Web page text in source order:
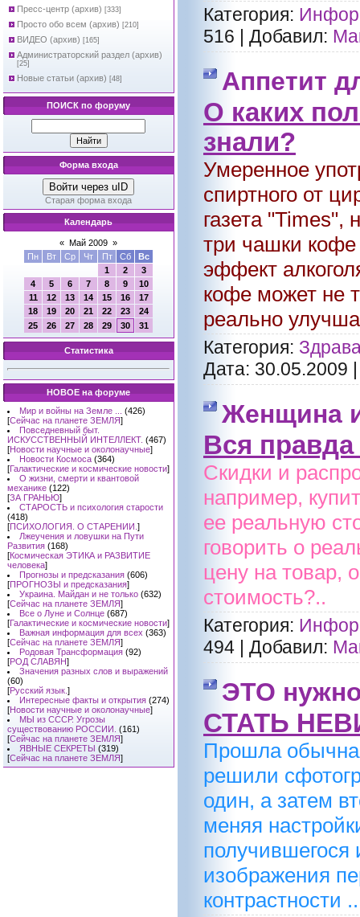
Пресс-центр (архив) [333]
Просто обо всем (архив) [210]
ВИДЕО (архив) [165]
Администраторский раздел (архив)
[25]
Новые статьи (архив) [48]
ПОИСК по форуму
Форма входа
Войти через uID
Старая форма входа
Календарь
« Май 2009 »
Пн
Вт Ср Чт Пт Сб
Вс
1
2
3
4
5 6 7 8 9
10
11
12 13 14 15 16
17
18
19 20 21 22 23
24
25
26 27 28 29 30 31
Статистика
НОВОЕ на форуме
Мир и войны на Земле ...
(426)
[Сейчас на планете ЗЕМЛЯ]
Повседневный быт.
ИСКУССТВЕННЫЙ ИНТЕЛЛЕКТ. (467)
[Новости научные и околонаучные]
Новости Космоса (364)
[Галактические и космические новости]
О жизни, смерти и квантовой
механике (122)
[ЗА ГРАНЬЮ]
СТАРОСТЬ и психология старости
(418)
[ПСИХОЛОГИЯ. О СТАРЕНИИ. ]
Лжеучения и ловушки на Пути
Развития (168)
[Космическая ЭТИКА и РАЗВИТИЕ
человека]
Прогнозы и предсказания (606)
[ПРОГНОЗЫ и предсказания]
Украина. Майдан и не только (632)
[Сейчас на планете ЗЕМЛЯ]
Все о Луне и Солнце (687)
[Галактические и космические новости]
Важная информация для всех (363)
[Сейчас на планете ЗЕМЛЯ]
Родовая Трансформация (92)
[РОД СЛАВЯН]
Значения разных слов и выражений
(60)
[Русский язык. ]
Интересные факты и открытия (274)
[Новости научные и околонаучные]
МЫ из СССР. Угрозы
существованию РОССИИ. (161)
[Сейчас на планете ЗЕМЛЯ]
ЯВНЫЕ СЕКРЕТЫ (319)
[Сейчас на планете ЗЕМЛЯ]
Категория:
516
Добавил:
Аппетит
О каких
знали?
Умеренное
спиртного от
газета "Times",
три чашки кофе
эффект
кофе может не
реально
Категория:
Дата: 30.05.2009
Женщина
Вся правда
Скидки и
например,
ее реальную
говорить о
цену на товар,
стоимость?..
Категория:
494
Добавил:
ЭТО
СТАТЬ
Прошла
решили
один, а затем
меняя
получившегося
изображения
контрастности